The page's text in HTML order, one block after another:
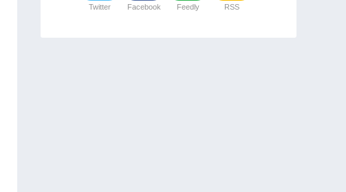
Twitter Facebook Feedly RSS